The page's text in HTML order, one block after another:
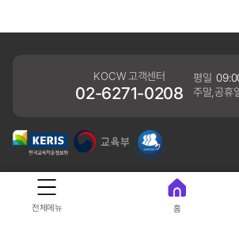
KOCW 고객센터
02-6271-0208
평일
주말,공휴
개인정보처리방침
41061 대구광역시 동구 동내로 64 (동내동 1119) 우
전체메뉴 홈